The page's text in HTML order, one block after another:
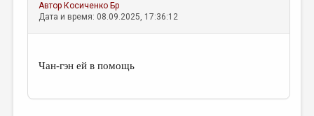
Автор Косиченко Бр
Дата и время: 08.09.2025, 17:36:12
Чан-гэн ей в помощь